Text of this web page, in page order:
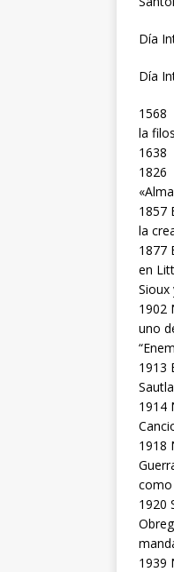
Día
Día
1568
la
1638
1826
1857
la
1877
en
Sioux
1902
uno
1913
1914
1918
como
1920
1939